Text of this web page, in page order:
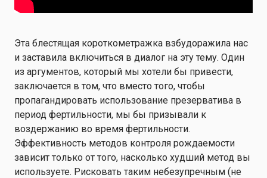
Эта блестящая короткометражка взбудоражила нас
и заставила включиться в диалог на эту тему. Один
из аргументов, который мы хотели бы привести,
заключается в том, что вместо того, чтобы
пропагандировать использование презерватива в
период фертильности, мы бы призывали к
воздержанию во время фертильности.
Эффективность методов контроля рождаемости
зависит только от того, насколько худший метод вы
используете. Рисковать таким небезупречным (не